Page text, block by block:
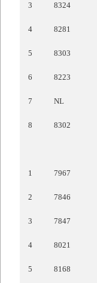
3 8324
4 8281
5 8303
6 8223
7 NL
8 8302
1 7967
2 7846
3 7847
4 8021
5 8168